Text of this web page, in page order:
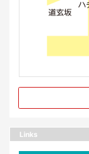
Links